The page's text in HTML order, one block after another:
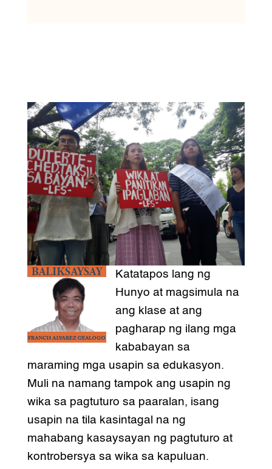
Katatapos lang ng
Hunyo at magsimula na
ang klase at ang
pagharap ng ilang mga
kababayan sa
maraming mga usapin sa edukasyon.
Muli na namang tampok ang usapin ng
wika sa pagtuturo sa paaralan, isang
usapin na tila kasintagal na ng
mahabang kasaysayan ng pagtuturo at
kontrobersya sa wika sa kapuluan.